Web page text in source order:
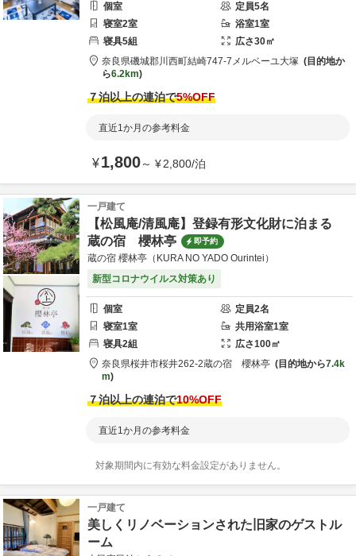
個室 定員5名
寝室2室 浴室1室
寝具5組 広さ30㎡
奈良県磯城郡川西町結崎747-7 メルベーユ大塚
目的地か
ら6.2km
７泊以上の連泊で5%OFF
直近1か月の参考料金
¥1,800～ ¥2,800/泊
一戸建て
【松風庵/清風庵】登録有形文化財に泊まる
蔵の宿 櫻林亭
即予約
蔵の宿 櫻林亭（KURA NO YADO Ourintei）
新型コロナウイルス対策あり
個室 定員2名
寝室1室 共用浴室1室
寝具2組 広さ100㎡
奈良県桜井市桜井262-2蔵の宿 櫻林亭 目的地から7.4k
m
７泊以上の連泊で10%OFF
直近1か月の参考料金
対象期間内に有効な料金設定がありません。
一戸建て
美しくリノベーションされた旧家のゲストル
ーム